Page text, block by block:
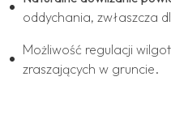
oddychania, zwłaszcza
Możliwość regulacji
zraszających w gruncie.